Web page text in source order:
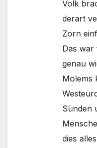
Volk
derart
Zorn
Das
genau
Molems
Sünden
dies